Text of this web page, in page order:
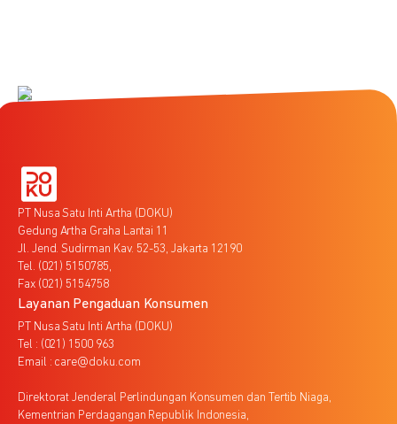
PT Nusa Satu Inti Artha (DOKU)
Gedung Artha Graha Lantai 11
Jl. Jend. Sudirman Kav. 52-53, Jakarta 12190
Tel. (021) 5150785,
Fax (021) 5154758
Layanan Pengaduan Konsumen
PT Nusa Satu Inti Artha (DOKU)
Tel : (021) 1500 963
Email : care@doku.com
Direktorat Jenderal Perlindungan Konsumen dan Tertib Niaga,
Kementrian Perdagangan Republik Indonesia,